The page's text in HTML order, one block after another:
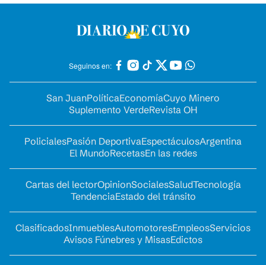
Seguinos en:
San JuanPolíticaEconomíaCuyo Minero
Suplemento VerdeRevista OH
PolicialesPasión DeportivaEspectáculosArgentina
El MundoRecetasEn las redes
Cartas del lectorOpinionSocialesSaludTecnología
TendenciaEstado del tránsito
ClasificadosInmueblesAutomotoresEmpleosServicios
Avisos Fúnebres y MisasEdictos